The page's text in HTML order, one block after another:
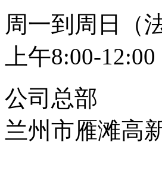
周一到周日（
上午8:00-
公司总部
兰州市雁滩高